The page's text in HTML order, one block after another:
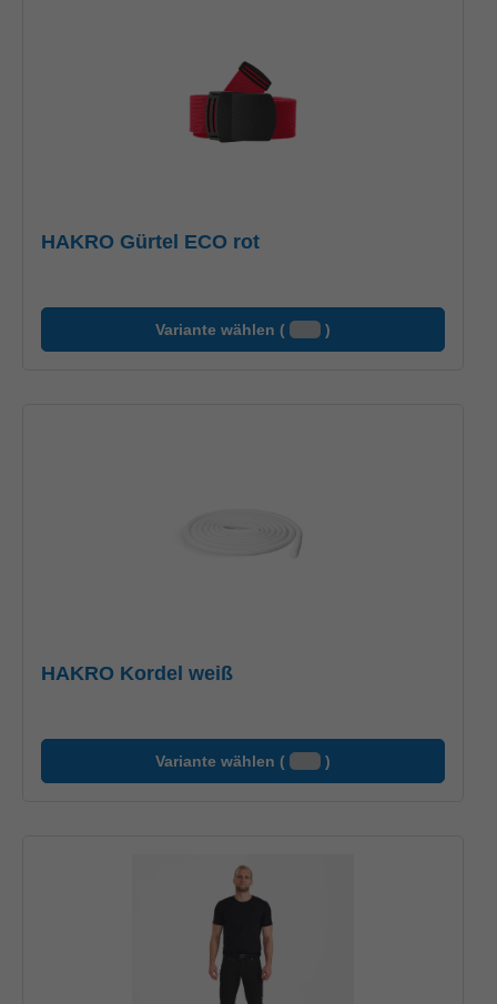
HAKRO Gürtel ECO rot
Variante wählen ( )
HAKRO Kordel weiß
Variante wählen ( )